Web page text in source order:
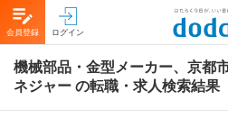
会員登録 ログイン
機械部品・金型メーカー、京都
ネジャー の転職・求人検索結果